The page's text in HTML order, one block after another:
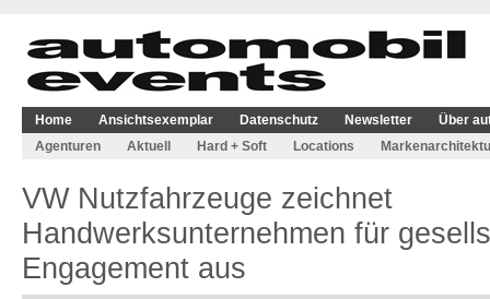
Home Ansichtsexemplar Datenschutz Newsletter
Über
Agenturen
Aktuell Hard + Soft Locations
VW Nutzfahrzeuge zeichnet
Handwerksunternehmen für
Engagement aus